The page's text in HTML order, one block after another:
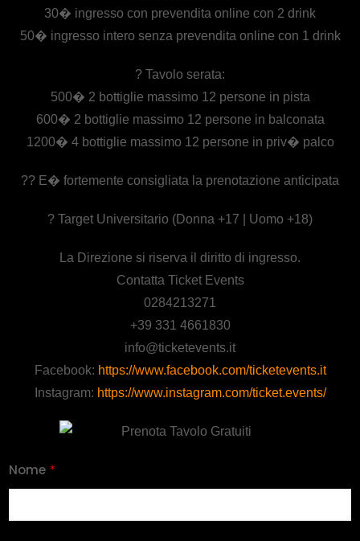
30� ingresso con prevendita online con 2 drink
50� ingresso intero senza prevendita online con 1 drink
? Tavolo serata:
500� 2 bottiglie massimo 12 persone in pista
600� 2 bottiglie massimo 12 persone in balconata
1200� 4 bottiglie massimo 12 persone in priv� palco
?? E� fortemente consigliata la prenotazione anticipata
? Target Universitario (Donna +17 | Uomo +18)
La Direzione si riserva il diritto di ingresso.
Contatta Ticket Events
0284213271
+39 331 4661830
info@ticketevents.it
Facebook: https://www.facebook.com/ticketevents.it
Instagram: https://www.instagram.com/ticket.events/
Nome *